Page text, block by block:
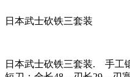
日本武士砍铁三套装
日本武士砍铁三套装. 手工